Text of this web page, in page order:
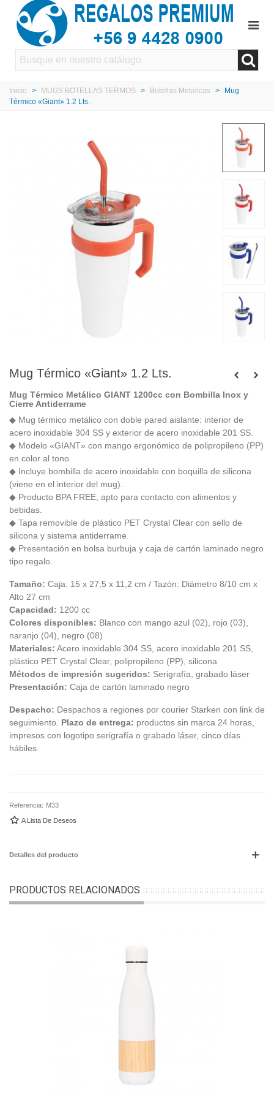
Inicio > MUGS BOTELLAS TERMOS > Botellas Metalicas >
Mug
Térmico «Giant» 1.2 Lts.
Mug Térmico «Giant» 1.2 Lts.
Mug Térmico Metálico GIANT 1200cc con Bombilla Inox y
Cierre Antiderrame
◆ Mug térmico metálico con doble pared aislante: interior de
acero inoxidable 304 SS y exterior de acero inoxidable 201 SS.
◆ Modelo «GIANT» con mango ergonómico de polipropileno (PP)
en color al tono.
◆ Incluye bombilla de acero inoxidable con boquilla de silicona
(viene en el interior del mug).
◆ Producto BPA FREE, apto para contacto con alimentos y
bebidas.
◆ Tapa removible de plástico PET Crystal Clear con sello de
silicona y sistema antiderrame.
◆ Presentación en bolsa burbuja y caja de cartón laminado negro
tipo regalo.
Tamaño: Caja: 15 x 27,5 x 11,2 cm / Tazón: Diámetro 8/10 cm x
Alto 27 cm
Capacidad: 1200 cc
Colores disponibles: Blanco con mango azul (02), rojo (03),
naranjo (04), negro (08)
Materiales: Acero inoxidable 304 SS, acero inoxidable 201 SS,
plástico PET Crystal Clear, polipropileno (PP), silicona
Métodos de impresión sugeridos: Serigrafía, grabado láser
Presentación: Caja de cartón laminado negro
Despacho: Despachos a regiones por courier Starken con link de
seguimiento. Plazo de entrega: productos sin marca 24 horas,
impresos con logotipo serigrafía o grabado láser, cinco días
hábiles.
Referencia: M33
A Lista De Deseos
Detalles del producto
PRODUCTOS RELACIONADOS